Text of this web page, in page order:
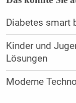
Diabetes smart
Kinder und
Lösungen
Moderne